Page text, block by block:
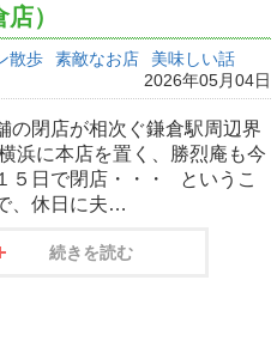
）
散歩 素敵なお店
美味しい話
2026年05月04日
の閉店が相次ぐ鎌倉駅周辺界
浜に本店を置く、勝烈庵も今
５日で閉店・・・ というこ
、休日に夫…
続きを読む